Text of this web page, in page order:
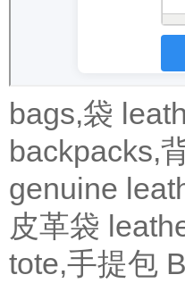
bags,袋
backpacks,
genuine
皮革袋
tote,手提包